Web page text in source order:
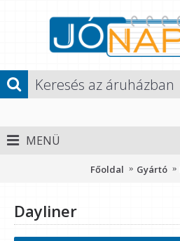
MENÜ
Főoldal Gyártó
Dayliner